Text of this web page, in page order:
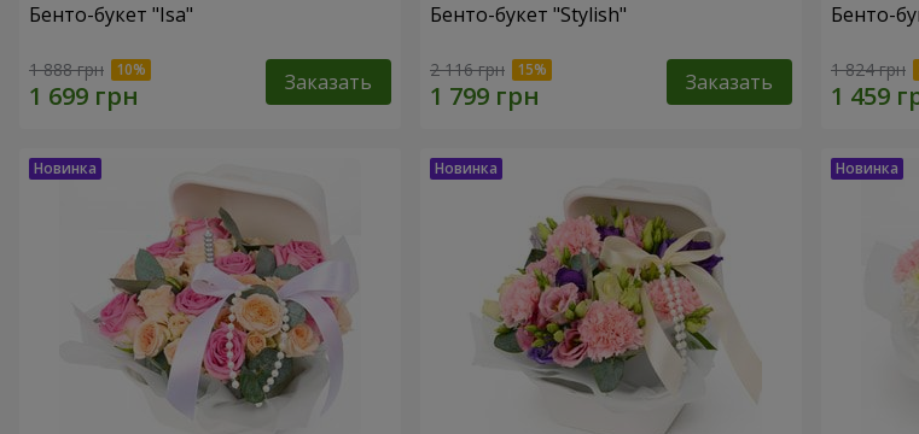
Бенто-букет "Isa"
1 888 грн Заказать
Бенто-букет "Stylish"
2 116 грн Заказать
Бенто-
1 824 грн